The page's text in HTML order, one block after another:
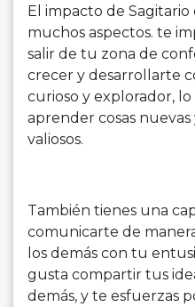
El impacto de
muchos aspectos. te
salir de tu zona de
crecer y desarrollarte
curioso y explorador,
aprender cosas
valiosos.
También tienes una
comunicarte de
los demás con tu
gusta compartir tus
demás, y te esfuerzas